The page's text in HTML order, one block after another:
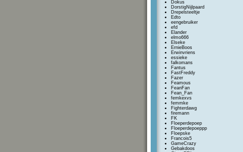
Dokus
DorstigNijlpaard
Drepelsteeltje
Edto
eengebruiker
efd
Elander
elmo666
Elseke
ErnieBoos
Erwinvriens
essieke
falkomans
Fantus
FastFreddy
Fazer
Feamous
FeanFan
Fean_Fan
femkexvs
femmke
Fighterdawg
firemann
FK
Floeperdepoep
Floeperdepoeppp
Floepske
Francois5
GameCrazy
Gebakdoos